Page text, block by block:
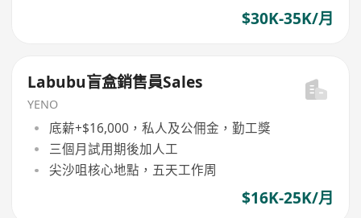
$30K-35K/月
Labubu盲盒銷售員Sales
YENO
底薪+$16,000，私人及公佣金，勤工獎
三個月試用期後加人工
尖沙咀核心地點，五天工作周
$16K-25K/月